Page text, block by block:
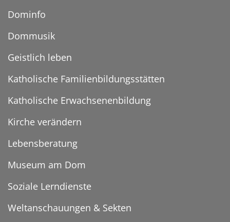
Dominfo
Dommusik
Geistlich leben
Katholische Familienbildungsstätten
Katholische Erwachsenenbildung
Kirche verändern
Lebensberatung
Museum am Dom
Soziale Lerndienste
Weltanschauungen & Sekten